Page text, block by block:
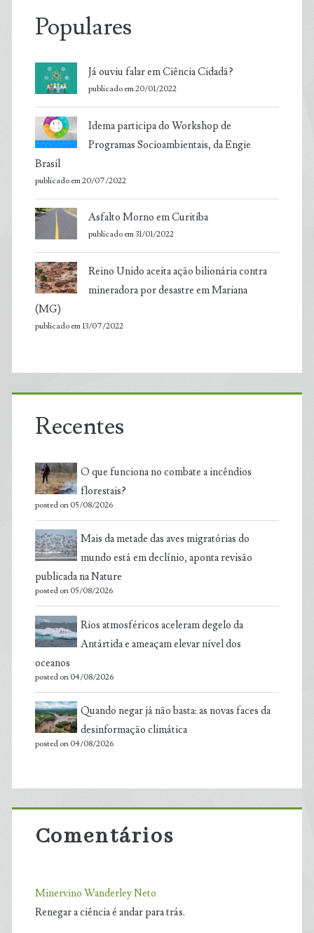
Populares
Já ouviu falar em Ciência Cidadã?
publicado em 20/01/2022
Idema participa do Workshop de
Programas Socioambientais, da Engie
Brasil
publicado em 20/07/2022
Asfalto Morno em Curitiba
publicado em 31/01/2022
Reino Unido aceita ação bilionária contra
mineradora por desastre em Mariana
(MG)
publicado em 13/07/2022
Recentes
O que funciona no combate a incêndios
florestais?
posted on 05/08/2026
Mais da metade das aves migratórias do
mundo está em declínio, aponta revisão
publicada na Nature
posted on 05/08/2026
Rios atmosféricos aceleram degelo da
Antártida e ameaçam elevar nível dos
oceanos
posted on 04/08/2026
Quando negar já não basta: as novas faces da
desinformação climática
posted on 04/08/2026
Comentários
Minervino Wanderley Neto
Renegar a ciência é andar para trás.